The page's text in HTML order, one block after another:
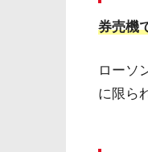
券売機
ローソ
に限ら